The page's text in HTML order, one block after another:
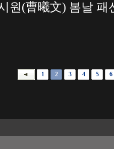
원(曹曦文) 봄날 패
1 2 3 4 5 6